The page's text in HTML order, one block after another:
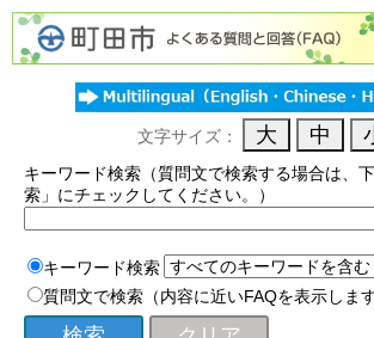
文字サイズ：
キーワード検索（質問文で検索する場合は、
索」にチェックしてください。）
キーワード検索
質問文で検索（内容に近いFAQを表示します